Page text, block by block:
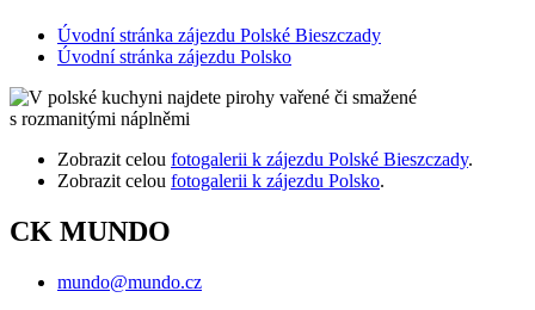
Úvodní stránka zájezdu Polské Bieszczady
Úvodní stránka zájezdu Polsko
Zobrazit celou fotogalerii k zájezdu Polské Bieszczady.
Zobrazit celou fotogalerii k zájezdu Polsko.
CK MUNDO
mundo@mundo.cz